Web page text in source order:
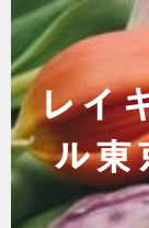
コ
ン
テ
ン
ツ
へ
ス
ッ
レイ
ル東